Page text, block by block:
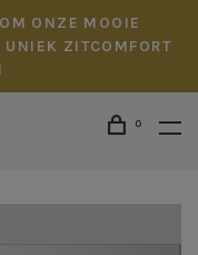
ONZE MOOIE
UNIEK ZITCOMFORT
0